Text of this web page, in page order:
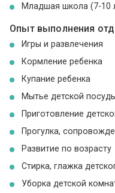
Младшая школа (7-10
Опыт выполнения
Игры и развлечения
Кормление ребенка
Купание ребенка
Мытье детской
Приготовление
Прогулка,
Развитие по возрасту
Стирка, глажка
Уборка детской